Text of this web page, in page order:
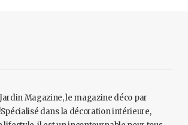
Magazine, le magazine déco par
dans la décoration intérieure,